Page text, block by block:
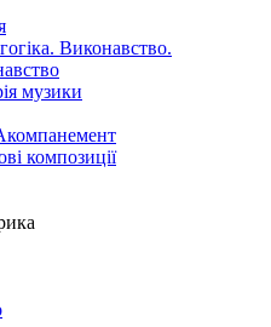
Виконавство.
музики
композиції